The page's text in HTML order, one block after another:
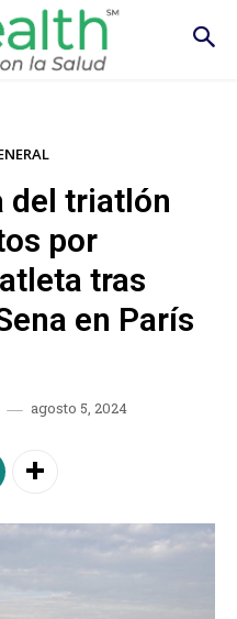
del triatlón
por
tras
en París
agosto 5, 2024